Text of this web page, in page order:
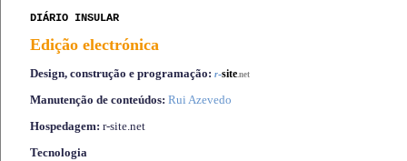
DIÁRIO INSULAR
Edição electrónica
Design, construção e programação: r-site.net
Manutenção de conteúdos: Rui Azevedo
Hospedagem: r-site.net
Tecnologia